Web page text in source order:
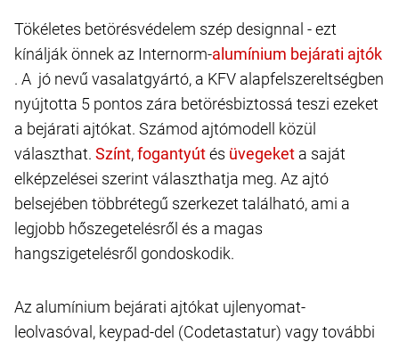
Tökéletes betörésvédelem szép designnal - ezt
kínálják önnek az Internorm-
. A jó nevű vasalatgyártó, a KFV alapfelszereltségben
nyújtotta 5 pontos zára betörésbiztossá teszi ezeket
a bejárati ajtókat. Számod ajtómodell közül
választhat.
, és
a saját
elképzelései szerint választhatja meg. Az ajtó
belsejében többrétegű szerkezet található, ami a
legjobb hőszegetelésről és a magas
hangszigetelésről gondoskodik.
Az alumínium bejárati ajtókat ujlenyomat-
leolvasóval, keypad-del (Codetastatur) vagy további